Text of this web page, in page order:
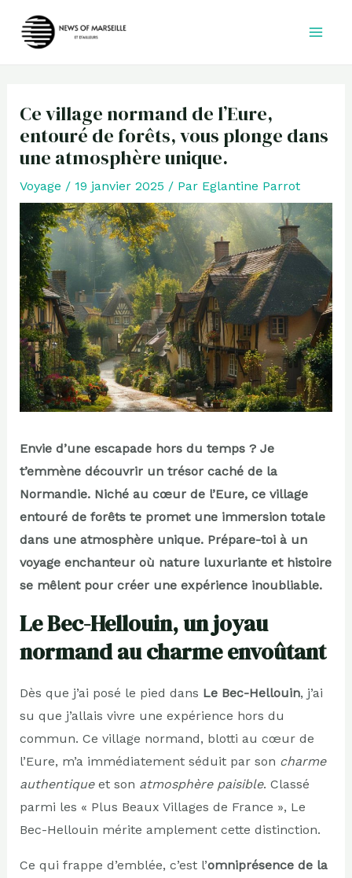
Ce village normand de l’Eure,
entouré de forêts, vous plonge dans
une atmosphère unique.
Voyage / 19 janvier 2025 / Par Eglantine Parrot
Envie d’une escapade hors du temps ? Je
t’emmène découvrir un trésor caché de la
Normandie. Niché au cœur de l’Eure, ce village
entouré de forêts te promet une immersion totale
dans une atmosphère unique. Prépare-toi à un
voyage enchanteur où nature luxuriante et histoire
se mêlent pour créer une expérience inoubliable.
Le Bec-Hellouin, un joyau
normand au charme envoûtant
Dès que j’ai posé le pied dans Le Bec-Hellouin, j’ai
su que j’allais vivre une expérience hors du
commun. Ce village normand, blotti au cœur de
l’Eure, m’a immédiatement séduit par son charme
authentiqueet son atmosphère paisible. Classé
parmi les « Plus Beaux Villages de France », Le
Bec-Hellouin mérite amplement cette distinction.
Ce qui frappe d’emblée, c’est l’omniprésence de la